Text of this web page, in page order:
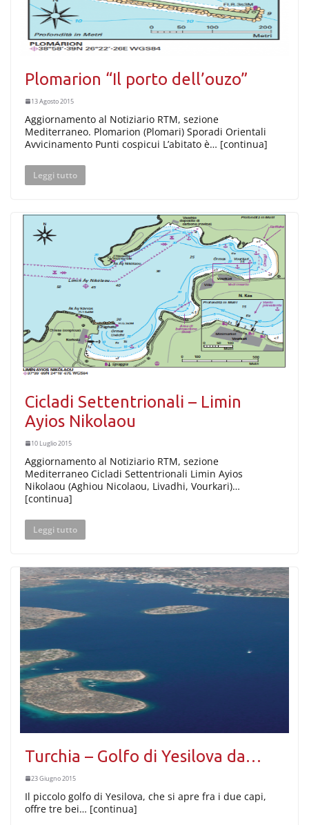
Plomarion “Il porto dell’ouzo”
13 Agosto 2015
Aggiornamento al Notiziario RTM, sezione
Mediterraneo. Plomarion (Plomari) Sporadi Orientali
Avvicinamento Punti cospicui L’abitato è… [continua]
Leggi tutto
Cicladi Settentrionali – Limin
Ayios Nikolaou
10 Luglio 2015
Aggiornamento al Notiziario RTM, sezione
Mediterraneo Cicladi Settentrionali Limin Ayios
Nikolaou (Aghiou Nicolaou, Livadhi, Vourkari)…
[continua]
Leggi tutto
Turchia – Golfo di Yesilova da…
23 Giugno 2015
Il piccolo golfo di Yesilova, che si apre fra i due capi,
offre tre bei… [continua]